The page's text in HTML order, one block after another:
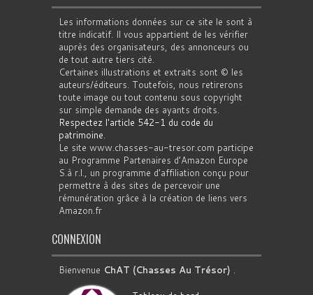
Les informations données sur ce site le sont à
titre indicatif. Il vous appartient de les vérifier
auprès des organisateurs, des annonceurs ou
de tout autre tiers cité.
Certaines illustrations et extraits sont © les
auteurs/éditeurs. Toutefois, nous retirerons
toute image ou tout contenu sous copyright
sur simple demande des ayants droits.
Respectez l'article 542-1 du code du
patrimoine.
Le site www.chasses-au-tresor.com participe
au Programme Partenaires d’Amazon Europe
S.à r.l., un programme d’affiliation conçu pour
permettre à des sites de percevoir une
rémunération grâce à la création de liens vers
Amazon.fr
CONNEXION
Bienvenue ChAT (Chasses Au Trésor) .